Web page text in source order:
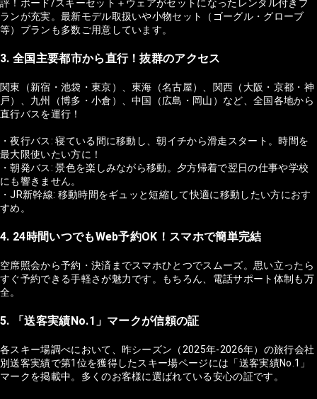
評！ボード/スキーセット＋ウェアがセットになったレンタル付きプ
ランが充実。最新モデル取扱いや小物セット（ゴーグル・グローブ
等）プランも多数ご用意しています。
3. 全国主要都市から直行！抜群のアクセス
関東（新宿・池袋・東京）、東海（名古屋）、関西（大阪・京都・神
戸）、九州（博多・小倉）、中国（広島・岡山）など、全国各地から
直行バスを運行！
・夜行バス: 寝ている間に移動し、朝イチから滑走スタート。時間を
最大限使いたい方に！
・朝発バス: 景色を楽しみながら移動。夕方帰着で翌日の仕事や学校
にも響きません。
・JR新幹線: 移動時間をギュッと短縮して快適に移動したい方におす
すめ。
4. 24時間いつでもWeb予約OK！スマホで簡単完結
空席照会から予約・決済までスマホひとつでスムーズ。思い立ったら
すぐ予約できる手軽さが魅力です。もちろん、電話サポート体制も万
全。
5. 「送客実績No.1」マークが信頼の証
各スキー場調べにおいて、昨シーズン（2025年-2026年）の旅行会社
別送客実績で第1位を獲得したスキー場ページには「送客実績No.1」
マークを掲載中。多くのお客様に選ばれている安心の証です。